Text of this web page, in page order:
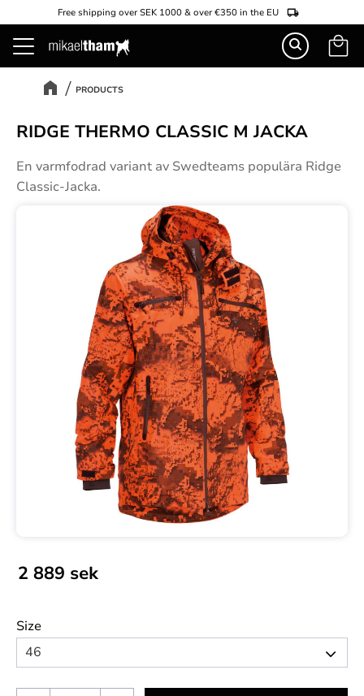
Menu
Free shipping over SEK 1000 & over €350 in the EU
Basket
PRODUCTS
RIDGE THERMO CLASSIC M JACKA
En varmfodrad variant av Swedteams populära Ridge
Classic-Jacka.
2 889 sek
Size